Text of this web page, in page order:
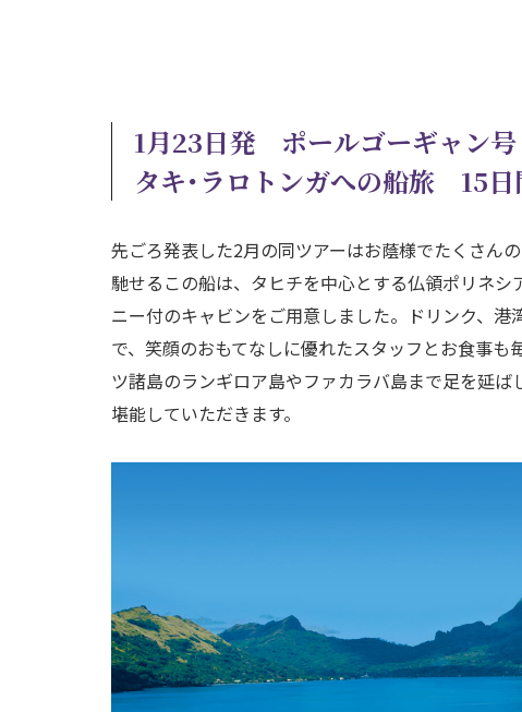
1月23日発 ポールゴーギャン
タキ･ラロトンガへの船旅 15日
先ごろ発表した2月の同ツアーはお蔭様でたくさん
馳せるこの船は、タヒチを中心とする仏領ポリネ
ニー付のキャビンをご用意しました。ドリンク、
で、笑顔のおもてなしに優れたスタッフとお食事
ツ諸島のランギロア島やファカラバ島まで足を延
堪能していただきます。